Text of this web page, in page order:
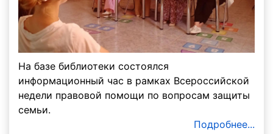
На базе библиотеки состоялся
информационный час в рамках Всероссийской
недели правовой помощи по вопросам защиты
семьи.
Подробнее...